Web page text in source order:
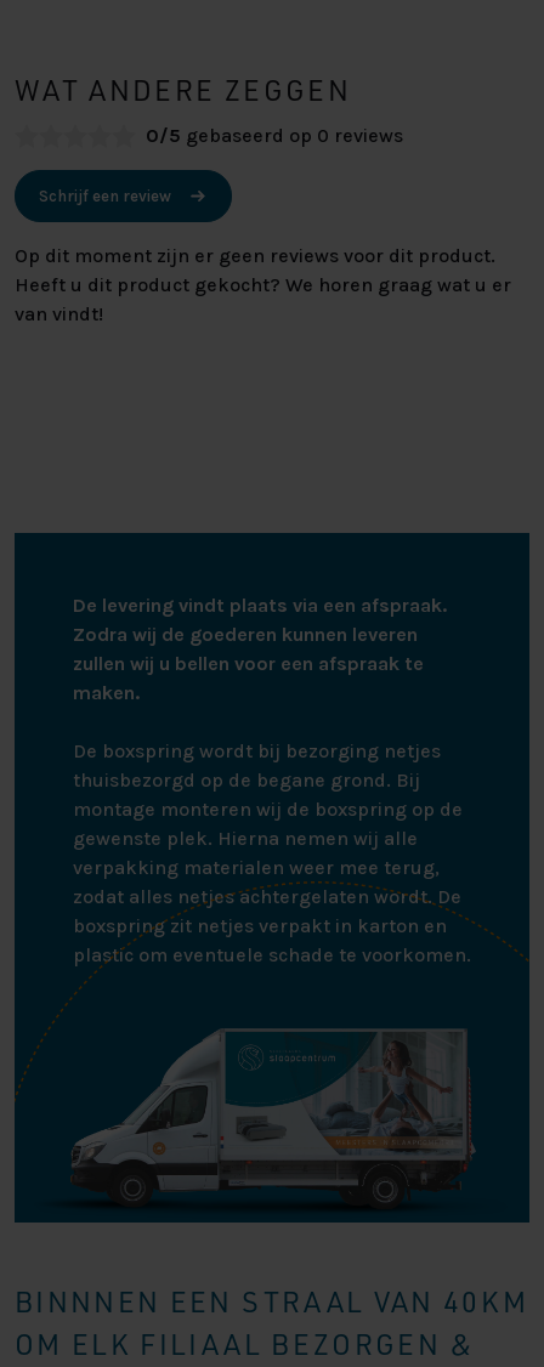
WAT ANDERE ZEGGEN
0/5 gebaseerd op 0 reviews
Schrijf een review
Op dit moment zijn er geen reviews voor dit product.
Heeft u dit product gekocht? We horen graag wat u er
van vindt!
De levering vindt plaats via een afspraak.
Zodra wij de goederen kunnen leveren
zullen wij u bellen voor een afspraak te
maken.
De boxspring wordt bij bezorging netjes
thuisbezorgd op de begane grond. Bij
montage monteren wij de boxspring op de
gewenste plek. Hierna nemen wij alle
verpakking materialen weer mee terug,
zodat alles netjes achtergelaten wordt. De
boxspring zit netjes verpakt in karton en
plastic om eventuele schade te voorkomen.
BINNNEN EEN STRAAL VAN 40KM
OM ELK FILIAAL BEZORGEN &